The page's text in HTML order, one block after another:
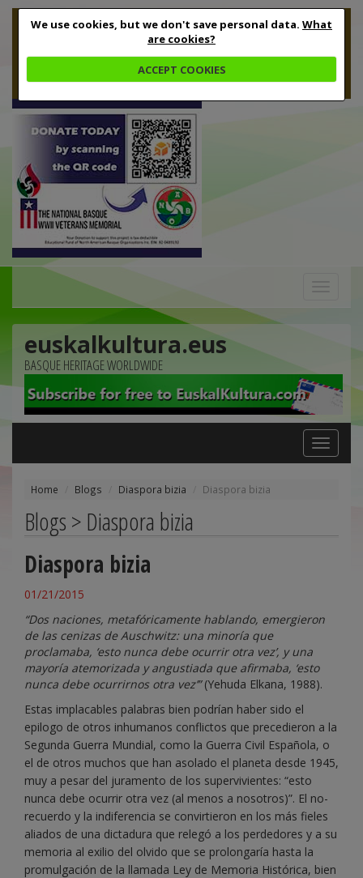
We use cookies, but we don't save personal data. What
are cookies?
ACCEPT COOKIES
euskalkultura.eus
BASQUE HERITAGE WORLDWIDE
Toggle
navigation
Home Blogs Diaspora bizia Diaspora bizia
Blogs > Diaspora bizia
Diaspora bizia
01/21/2015
“Dos naciones, metafóricamente hablando, emergieron
de las cenizas de Auschwitz: una minoría que
proclamaba, ‘esto nunca debe ocurrir otra vez’, y una
mayoría atemorizada y angustiada que afirmaba, ‘esto
nunca debe ocurrirnos otra vez’”(Yehuda Elkana, 1988).
Estas implacables palabras bien podrían haber sido el
epilogo de otros inhumanos conflictos que precedieron a la
Segunda Guerra Mundial, como la Guerra Civil Española, o
el de otros muchos que han asolado el planeta desde 1945,
muy a pesar del juramento de los supervivientes: “esto
nunca debe ocurrir otra vez (al menos a nosotros)”. El no-
recuerdo y la indiferencia se convirtieron en los más fieles
aliados de una dictadura que relegó a los perdedores y a su
memoria al exilio del olvido que se prolongaría hasta la
promulgación de la llamada Ley de Memoria Histórica, bien